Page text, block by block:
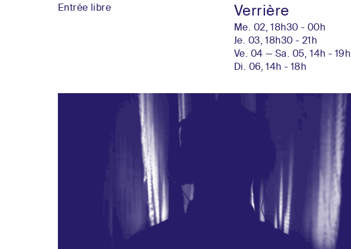
Entrée libre
Verrière
Me. 02, 18h30 - 00h
Je. 03, 18h30 - 21h
Ve. 04 — Sa. 05, 14h - 19h
Di. 06, 14h - 18h